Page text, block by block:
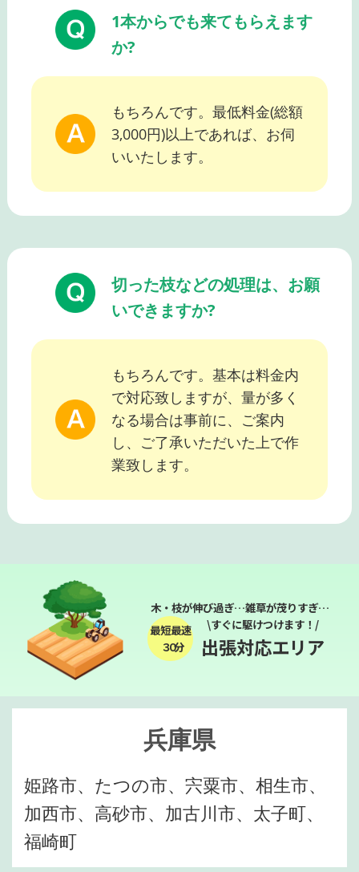
1本からでも来てもらえます
か?
もちろんです。最低料金(総額
3,000円)以上であれば、お伺
いいたします。
切った枝などの処理は、お願
いできますか?
もちろんです。基本は料金内
で対応致しますが、量が多く
なる場合は事前に、ご案内
し、ご了承いただいた上で作
業致します。
木・枝が伸び過ぎ…雑草が茂りすぎ…
最短最速
３０分
\すぐに駆けつけます！/
出張対応エリア
兵庫県
姫路市、たつの市、宍粟市、相生市、
加西市、高砂市、加古川市、太子町、
福崎町